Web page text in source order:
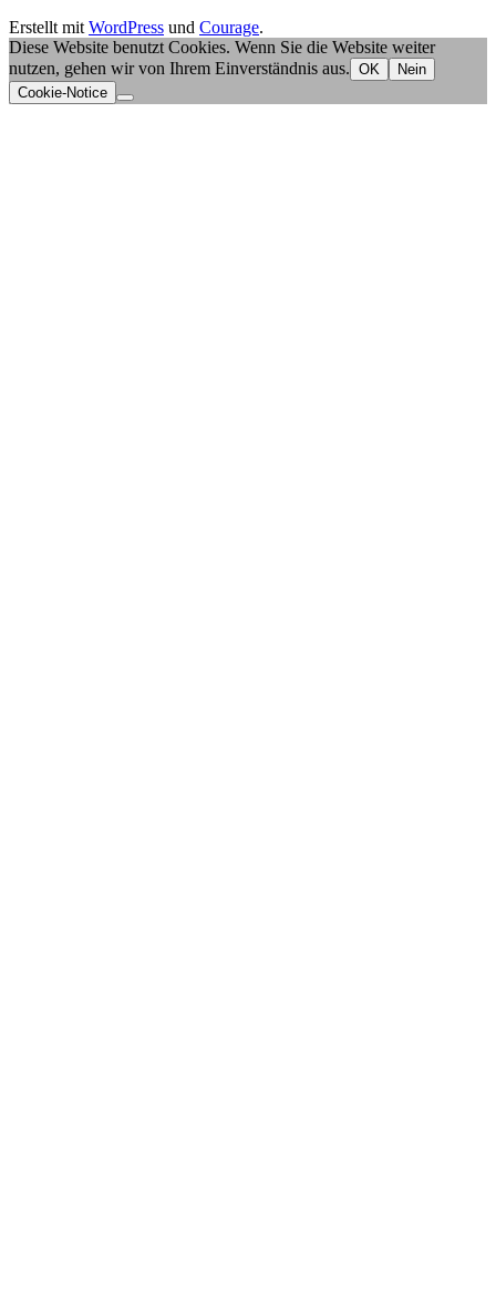
Erstellt mit WordPress und Courage.
Diese Website benutzt Cookies. Wenn Sie die Website weiter
nutzen, gehen wir von Ihrem Einverständnis aus. OK
Nein
Cookie-Notice